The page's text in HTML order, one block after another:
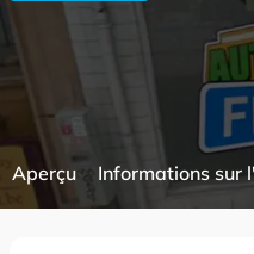
Aperçu Informations sur